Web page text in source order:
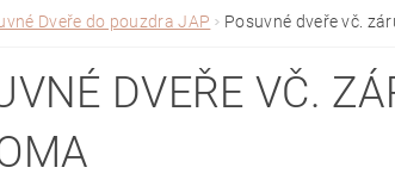
LATENTE POUZDRA STAVEBNÍ JAP
OSOBNÍCH ÚDAJŮ NAPIŠTE
KONTAKTY
Dveře do pouzdra JAP Posuvné dveře vč.
DVEŘE VČ.